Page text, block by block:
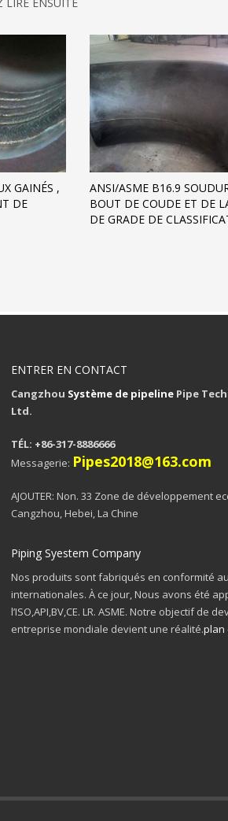
GAINÉS ,
DE
ANSI/ASME B16.9
BOUT DE COUDE ET DE
DE GRADE DE
ENTRER EN CONTACT
Cangzhou Système de pipeline Pipe
Ltd.
TÉL: +86-317-8886666
Messagerie: Pipes2018@163.com
AJOUTER: Non. 33 Zone de développement
Cangzhou, Hebei, La Chine
Piping Syestem Company
Nos produits sont fabriqués en conformité
internationales. À ce jour, Nous avons été
l’ISO,API,BV,CE. LR. ASME. Notre objectif de
entreprise mondiale devient une réalité.plan